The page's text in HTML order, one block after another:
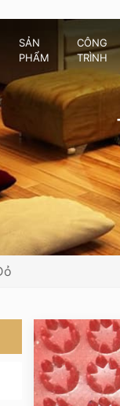
SẢN
PHẨM
CÔNG
TRÌNH